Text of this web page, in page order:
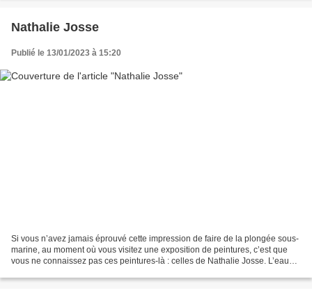
Nathalie Josse
Publié le 13/01/2023 à 15:20
Si vous n’avez jamais éprouvé cette impression de faire de la plongée sous-
marine, au moment où vous visitez une exposition de peintures, c’est que
vous ne connaissez pas ces peintures-là : celles de Nathalie Josse. L’eau